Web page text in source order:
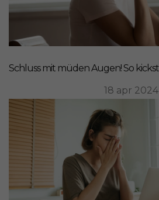
18 apr 2024